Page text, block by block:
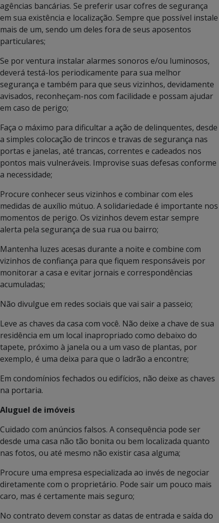
agências bancárias. Se preferir usar cofres de segurança
em sua existência e localização. Sempre que possível instale
mais de um, sendo um deles fora de seus aposentos
particulares;
Se por ventura instalar alarmes sonoros e/ou luminosos,
deverá testá-los periodicamente para sua melhor
segurança e também para que seus vizinhos, devidamente
avisados, reconheçam-nos com facilidade e possam ajudar
em caso de perigo;
Faça o máximo para dificultar a ação de delinquentes, desde
a simples colocação de trincos e travas de segurança nas
portas e janelas, até trancas, correntes e cadeados nos
pontos mais vulneráveis. Improvise suas defesas conforme
a necessidade;
Procure conhecer seus vizinhos e combinar com eles
medidas de auxílio mútuo. A solidariedade é importante nos
momentos de perigo. Os vizinhos devem estar sempre
alerta pela segurança de sua rua ou bairro;
Mantenha luzes acesas durante a noite e combine com
vizinhos de confiança para que fiquem responsáveis por
monitorar a casa e evitar jornais e correspondências
acumuladas;
Não divulgue em redes sociais que vai sair a passeio;
Leve as chaves da casa com você. Não deixe a chave de sua
residência em um local inapropriado como debaixo do
tapete, próximo à janela ou a um vaso de plantas, por
exemplo, é uma deixa para que o ladrão a encontre;
Em condomínios fechados ou edifícios, não deixe as chaves
na portaria.
Aluguel de imóveis
Cuidado com anúncios falsos. A consequência pode ser
desde uma casa não tão bonita ou bem localizada quanto
nas fotos, ou até mesmo não existir casa alguma;
Procure uma empresa especializada ao invés de negociar
diretamente com o proprietário. Pode sair um pouco mais
caro, mas é certamente mais seguro;
No contrato devem constar as datas de entrada e saída do